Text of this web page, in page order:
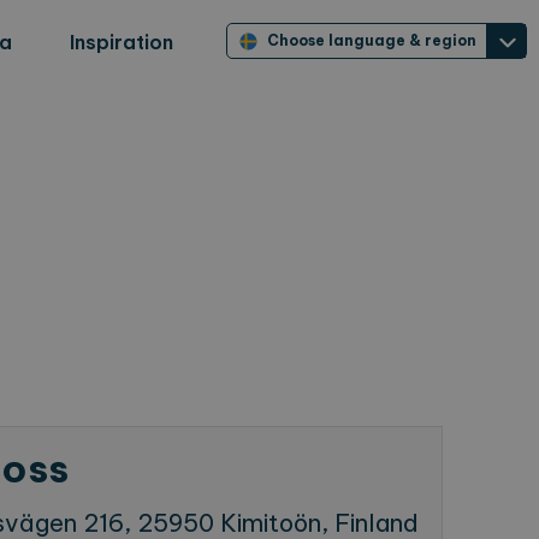
Inspiration Choose language & region
216, 25950 Kimitoön, Finland